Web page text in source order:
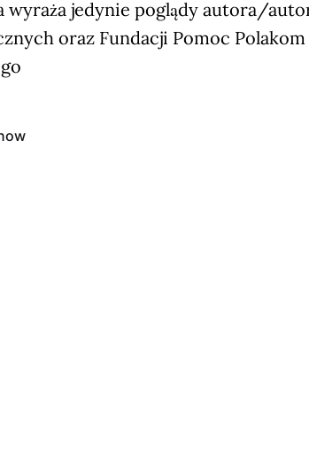
wyraża jedynie poglądy autora/
oraz Fundacji Pomoc Polakom